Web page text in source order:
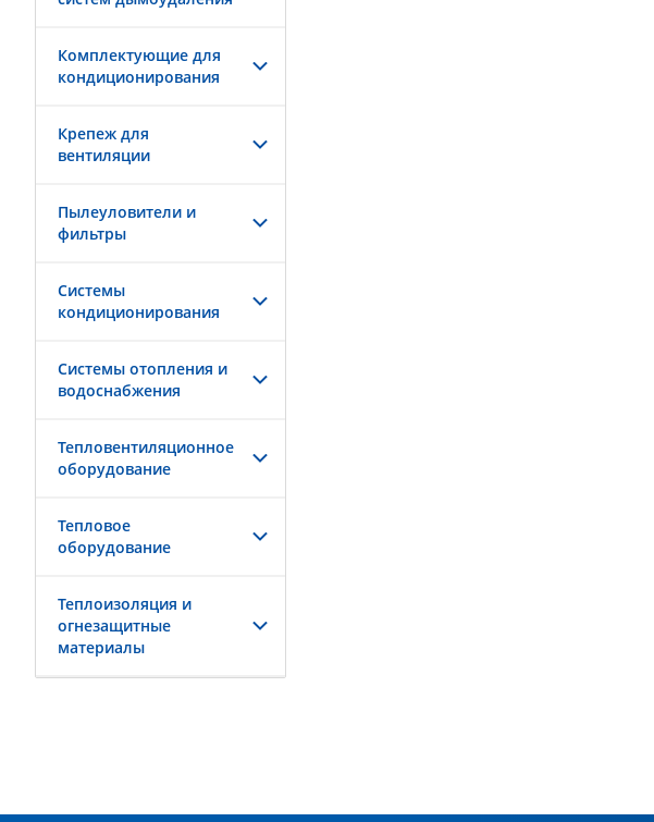
Комплектующие для
кондиционирования
Крепеж для
вентиляции
Пылеуловители и
фильтры
Системы
кондиционирования
Системы отопления и
водоснабжения
Тепловентиляционное
оборудование
Тепловое
оборудование
Теплоизоляция и
огнезащитные
материалы